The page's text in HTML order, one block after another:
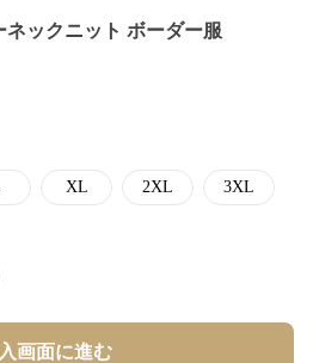
ックニット ボーダー服
XL 2XL 3XL
画面に進む